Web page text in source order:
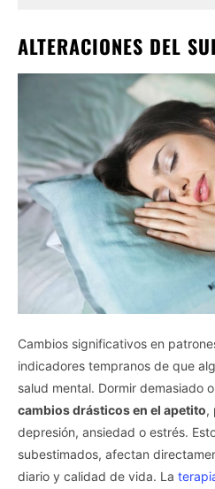
ALTERACIONES DEL
Cambios significativos en
indicadores tempranos de que
salud mental. Dormir demasiado
cambios drásticos en el apetito,
depresión, ansiedad o estrés.
subestimados, afectan
diario y calidad de vida. La